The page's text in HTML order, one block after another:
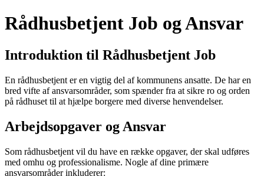
Rådhusbetjent Job og Ansvar
Introduktion til Rådhusbetjent Job
En rådhusbetjent er en vigtig del af kommunens ansatte. De har en
bred vifte af ansvarsområder, som spænder fra at sikre ro og orden
på rådhuset til at hjælpe borgere med diverse henvendelser.
Arbejdsopgaver og Ansvar
Som rådhusbetjent vil du have en række opgaver, der skal udføres
med omhu og professionalisme. Nogle af dine primære
ansvarsområder inkluderer: